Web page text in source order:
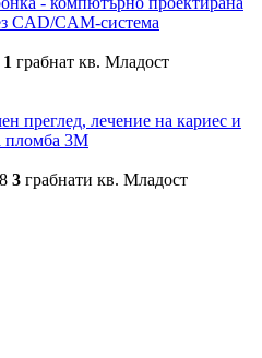
CAD/CAM-система
1 грабнат кв. Младост
преглед, лечение на кариес и
пломба 3М
3 грабнати кв. Младост